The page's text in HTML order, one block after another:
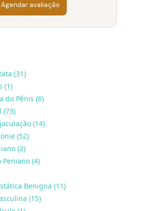
Agendar avaliação
(31)
(1)
do Pênis (6)
(73)
(14)
(52)
(2)
(4)
Benigna (11)
(15)